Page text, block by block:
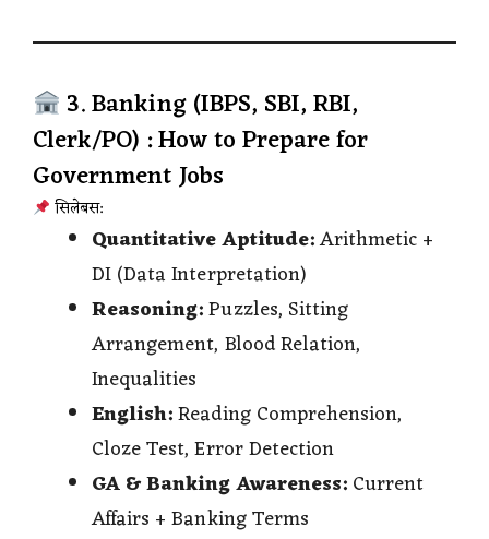
3. Banking (IBPS, SBI, RBI,
Clerk/PO) : How to Prepare for
Government Jobs
सिलेबस:
Quantitative Aptitude:Arithmetic +
DI (Data Interpretation)
Reasoning:Puzzles, Sitting
Arrangement, Blood Relation,
Inequalities
English:Reading Comprehension,
Cloze Test, Error Detection
GA & Banking Awareness:Current
Affairs + Banking Terms